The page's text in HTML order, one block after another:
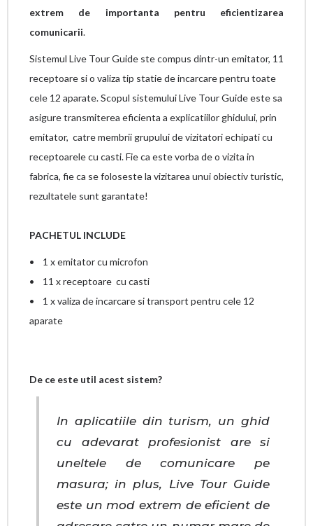
extrem de importanta pentru eficientizarea
comunicarii.
Sistemul Live Tour Guide ste compus dintr-un emitator, 11
receptoare si o valiza tip statie de incarcare pentru toate
cele 12 aparate. Scopul sistemului Live Tour Guide este sa
asigure transmiterea eficienta a explicatiilor ghidului, prin
emitator, catre membrii grupului de vizitatori echipati cu
receptoarele cu casti. Fie ca este vorba de o vizita in
fabrica, fie ca se foloseste la vizitarea unui obiectiv turistic,
rezultatele sunt garantate!
PACHETUL INCLUDE
• 1 x emitator cu microfon
• 11 x receptoare cu casti
• 1 x valiza de incarcare si transport pentru cele 12
aparate
De ce este util acest sistem?
In aplicatiile din turism, un ghid
cu adevarat profesionist are si
uneltele de comunicare pe
masura; in plus, Live Tour Guide
este un mod extrem de eficient de